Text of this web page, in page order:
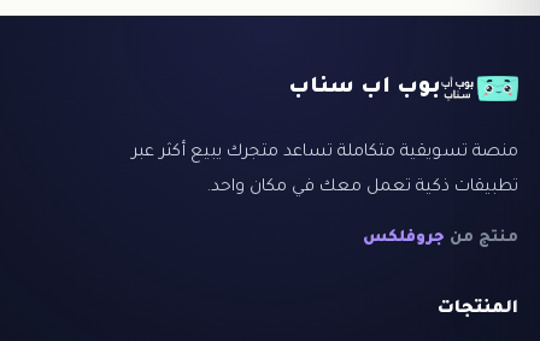
بوب اب سناب
منصة تسويقية متكاملة تساعد متجرك يبيع أكثر عبر
تطبيقات ذكية تعمل معك في مكان واحد.
منتج من جروفلكس
المنتجات